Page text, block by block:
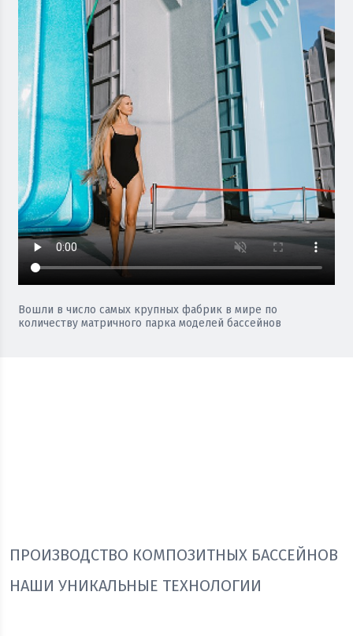
Вошли в число самых крупных фабрик в мире по
количеству матричного парка моделей бассейнов
ПРОИЗВОДСТВО КОМПОЗИТНЫХ БАССЕЙНОВ